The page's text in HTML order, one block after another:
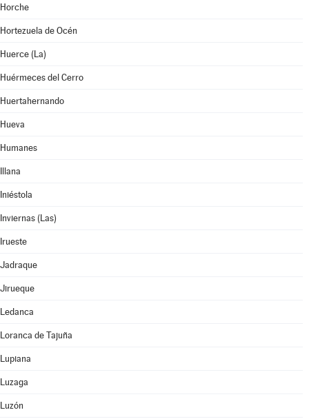
Horche
Hortezuela de Océn
Huerce (La)
Huérmeces del Cerro
Huertahernando
Hueva
Humanes
Illana
Iniéstola
Inviernas (Las)
Irueste
Jadraque
Jirueque
Ledanca
Loranca de Tajuña
Lupiana
Luzaga
Luzón